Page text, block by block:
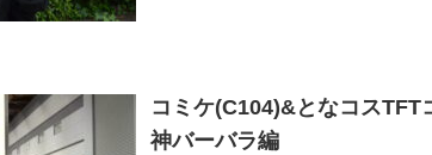
コミケ(C104)&となコス
神バーバラ編